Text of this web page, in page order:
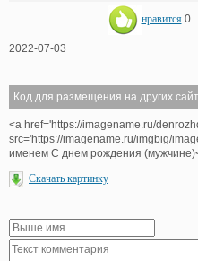
нравится 0
2022-07-03
Код для размещения на других
<a href='https://imagename.ru/
src='https://imagename.ru/imgbig/
именем С днем рождения
Скачать картинку